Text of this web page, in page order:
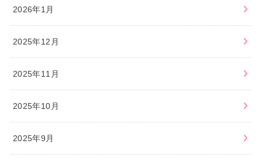
2026年1月
2025年12月
2025年11月
2025年10月
2025年9月